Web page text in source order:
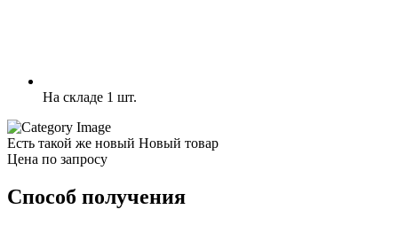
На складе 1 шт.
Есть такой же новый Новый товар
Цена по запросу
Способ получения